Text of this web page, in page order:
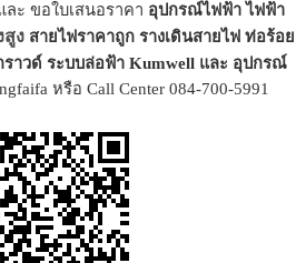
ละ ขอใบเสนอราคา อุปกรณ์ไฟฟ้าไฟฟ้า
งสายไฟราคาถูก รางเดินสายไฟ ท่อร้อย
ราวด์ ระบบล่อฟ้า Kumwell และ อุปกรณ์
หรือ Call Center 084-700-5991